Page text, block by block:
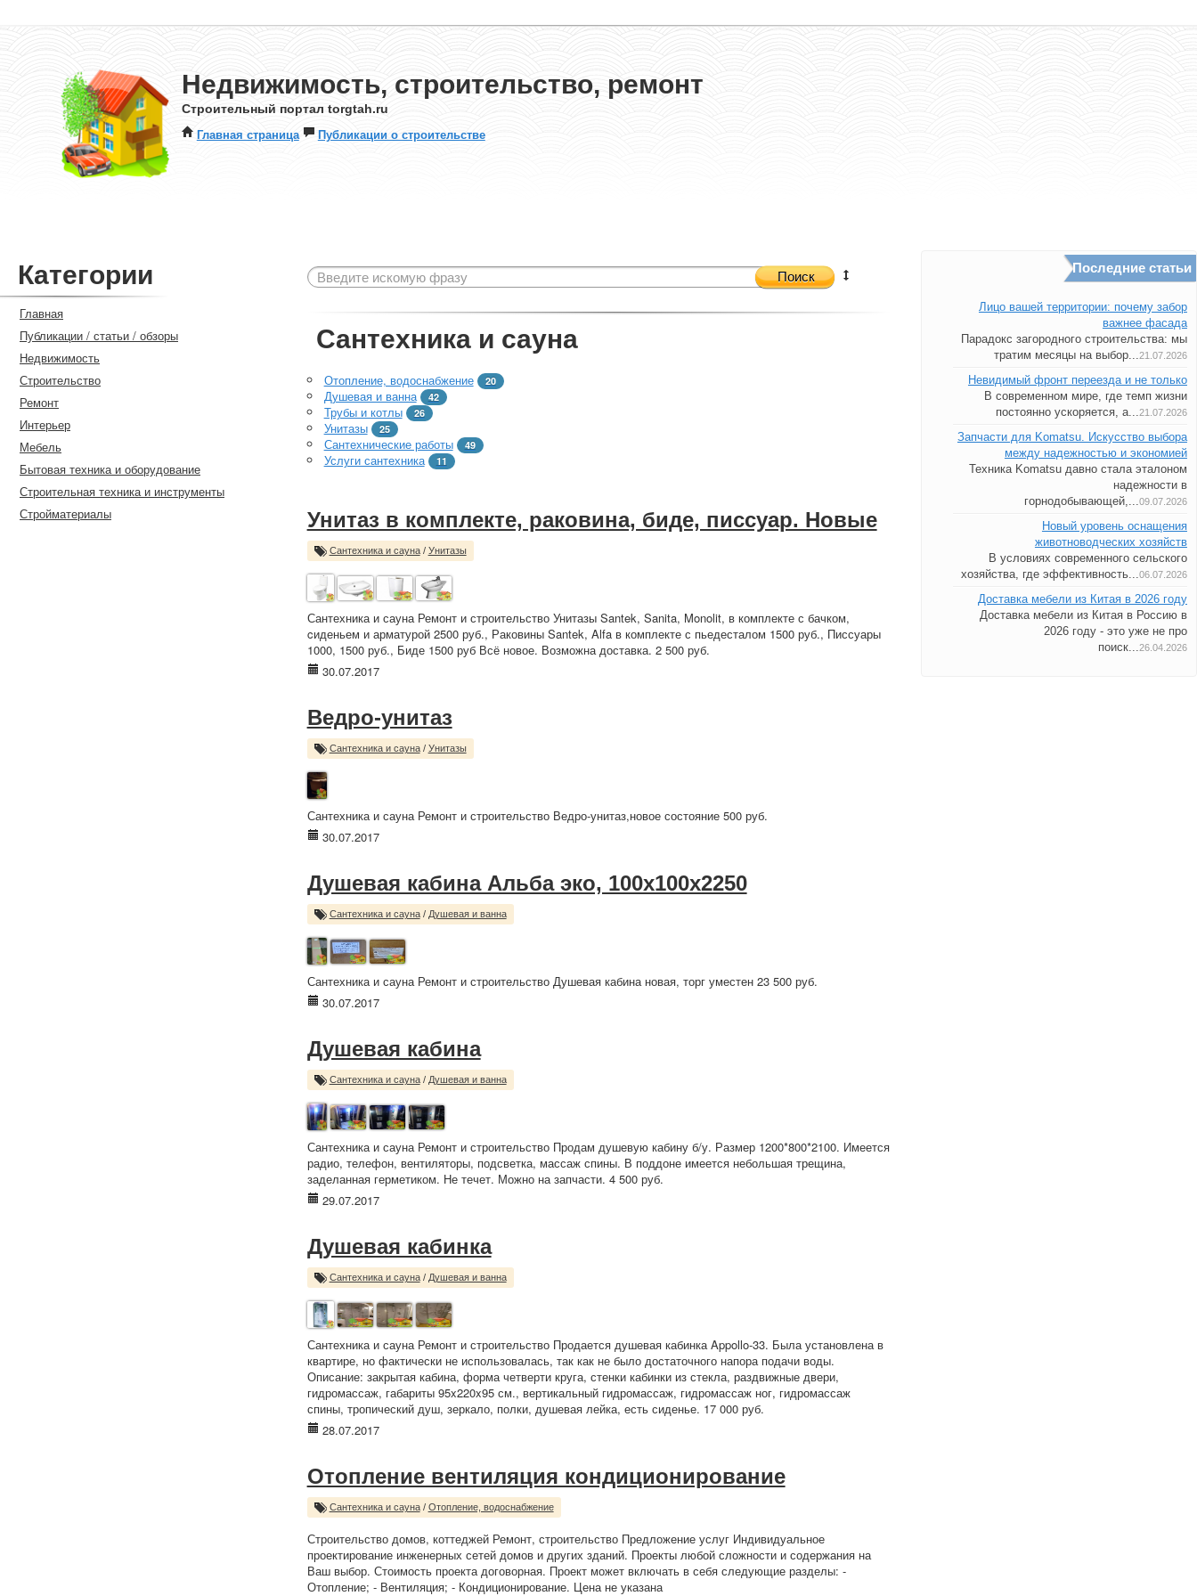
Недвижимость, строительство, ремонт
Строительный портал torgtah.ru
Главная страница Публикации о строительстве
Категории
Главная
Публикации / статьи / обзоры
Недвижимость
Строительство
Ремонт
Интерьер
Мебель
Бытовая техника и оборудование
Строительная техника и инструменты
Стройматериалы
Поиск
Сантехника и сауна
Отопление, водоснабжение 20
Душевая и ванна 42
Трубы и котлы 26
Унитазы 25
Сантехнические работы 49
Услуги сантехника 11
Унитаз в комплекте, раковина, биде, писсуар. Новые
Сантехника и сауна/ Унитазы
Сантехника и сауна Ремонт и строительство Унитазы Santek, Sanita, Monolit, в комплекте с бачком,
cиденьем и арматурой 2500 руб., Раковины Santek, Alfa в комплекте с пьедесталом 1500 руб., Писсуары
1000, 1500 руб., Биде 1500 руб Всё новое. Возможна доставка. 2 500 руб.
30.07.2017
Ведро-унитаз
Сантехника и сауна/ Унитазы
Сантехника и сауна Ремонт и строительство Ведро-унитаз,новое состояние 500 руб.
30.07.2017
Душевая кабина Альба эко, 100х100х2250
Сантехника и сауна/ Душевая и ванна
Сантехника и сауна Ремонт и строительство Душевая кабина новая, торг уместен 23 500 руб.
30.07.2017
Душевая кабина
Сантехника и сауна/ Душевая и ванна
Сантехника и сауна Ремонт и строительство Продам душевую кабину б/у. Размер 1200*800*2100. Имеется
радио, телефон, вентиляторы, подсветка, массаж спины. В поддоне имеется небольшая трещина,
заделанная герметиком. Не течет. Можно на запчасти. 4 500 руб.
29.07.2017
Душевая кабинка
Сантехника и сауна/ Душевая и ванна
Сантехника и сауна Ремонт и строительство Продается душевая кабинка Appollo-33. Была установлена в
квартире, но фактически не использовалась, так как не было достаточного напора подачи воды.
Описание: закрытая кабина, форма четверти круга, стенки кабинки из стекла, раздвижные двери,
гидромассаж, габариты 95x220x95 см., вертикальный гидромассаж, гидромассаж ног, гидромассаж
спины, тропический душ, зеркало, полки, душевая лейка, есть сиденье. 17 000 руб.
28.07.2017
Отопление вентиляция кондиционирование
Сантехника и сауна/ Отопление, водоснабжение
Строительство домов, коттеджей Ремонт, строительство Предложение услуг Индивидуальное
проектирование инженерных сетей домов и других зданий. Проекты любой сложности и содержания на
Ваш выбор. Стоимость проекта договорная. Проект может включать в себя следующие разделы: -
Отопление; - Вентиляция; - Кондиционирование. Цена не указана
Последние статьи
Лицо вашей территории: почему забор
важнее фасада
Парадокс загородного строительства: мы
тратим месяцы на выбор...21.07.2026
Невидимый фронт переезда и не только
В современном мире, где темп жизни
постоянно ускоряется, а...21.07.2026
Запчасти для Komatsu. Искусство выбора
между надежностью и экономией
Техника Komatsu давно стала эталоном
надежности в
горнодобывающей,...09.07.2026
Новый уровень оснащения
животноводческих хозяйств
В условиях современного сельского
хозяйства, где эффективность...06.07.2026
Доставка мебели из Китая в 2026 году
Доставка мебели из Китая в Россию в
2026 году - это уже не про
поиск...26.04.2026